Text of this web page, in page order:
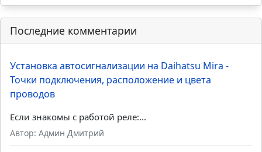
Последние комментарии
Установка автосигнализации на Daihatsu Mira -
Точки подключения, расположение и цвета
проводов
Если знакомы с работой реле:...
Автор: Админ Дмитрий